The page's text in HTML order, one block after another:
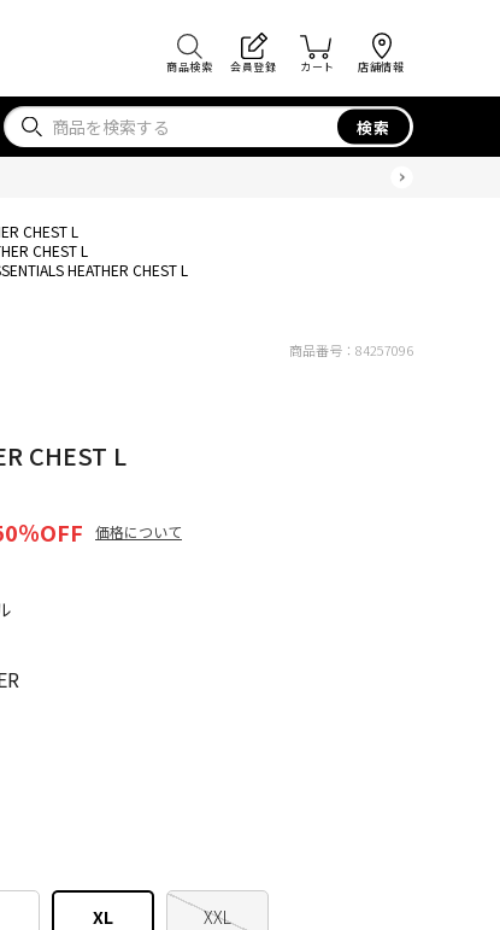
商品検索 会員登録 カート 店舗情報
検索
CHEST L
CHEST L
HEATHER CHEST L
CHEST L
％OFF 価格について
XL XXL
商品番号： 84257096